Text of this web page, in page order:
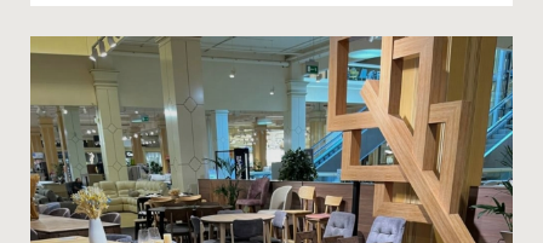
ВВЕДІТЬ ВАШЕ ПРІЗВИЩЕ ТА ІМ’Я *
НОМЕР ТЕЛЕФОНУ *